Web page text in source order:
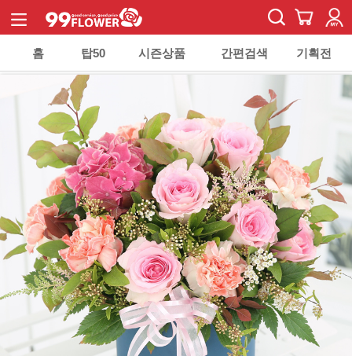
홈 탑50 시즌상품 간편검색 기획전